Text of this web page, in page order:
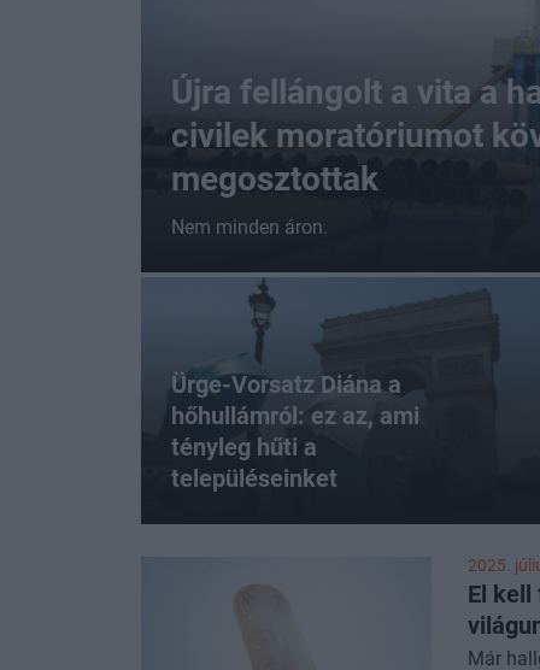
Újra fellángolt a vita a
civilek moratóriumot
megosztottak
Nem minden áron.
Ürge-Vorsatz Diána a
hőhullámról: ez az, ami
tényleg hűti a
településeinket
2025.
El kell
Már